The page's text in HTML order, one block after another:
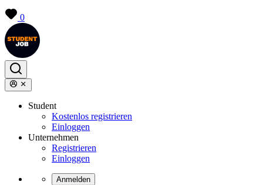
0
Student
Kostenlos registrieren
Einloggen
Unternehmen
Registrieren
Einloggen
Anmelden